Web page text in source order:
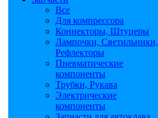
Все
Для компрессора
Коннекторы, Штуцеры
Лампочки, Светильники,
Рефлекторы
Пневматические
компоненты
Трубки, Рукава
Электрические
компоненты